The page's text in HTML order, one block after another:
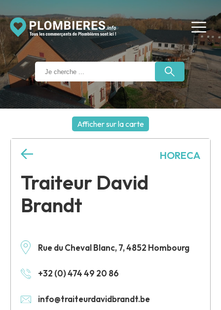
Afficher sur la carte
Traiteur David
Brandt
Rue du Cheval Blanc, 7, 4852 Hombourg
+32 (0) 474 49 20 86
info@traiteurdavidbrandt.be
HORECA
+
−